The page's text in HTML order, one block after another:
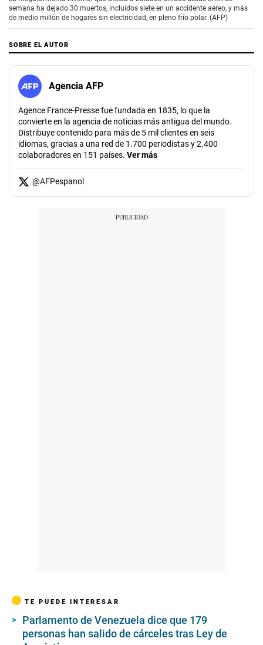
semana ha dejado 30 muertos, incluidos siete en un accidente aéreo, y más
de medio millón de hogares sin electricidad, en pleno frío polar. (AFP)
SOBRE EL AUTOR
Agencia AFP
Agence France-Presse fue fundada en 1835, lo que la
convierte en la agencia de noticias más antigua del mundo.
Distribuye contenido para más de 5 mil clientes en seis
idiomas, gracias a una red de 1.700 periodistas y 2.400
colaboradores en 151 países. Ver más
@AFPespanol
TE PUEDE INTERESAR
Parlamento de Venezuela dice que 179
personas han salido de cárceles tras Ley de